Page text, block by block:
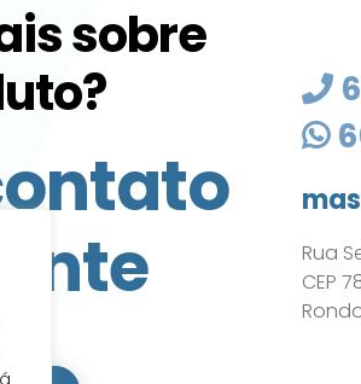
sobre
Rua
CEP